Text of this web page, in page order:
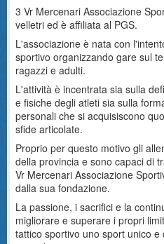
3 Vr Mercenari Associazione
velletri ed è affiliata al PGS.
L'associazione è nata con
sportivo organizzando gare sul
ragazzi e adulti.
L'attività è incentrata sia sulla
e fisiche degli atleti sia sulla
personali che si acquisiscono
sfide articolate.
Proprio per questo motivo gli
della provincia e sono capaci di
Vr Mercenari Associazione
dalla sua fondazione.
La passione, i sacrifici e la
migliorare e superare i propri
tattico sportivo uno sport unico e